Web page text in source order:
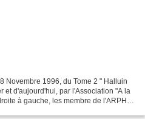
Novembre 1996, du Tome 2 " Halluin
et d'aujourd'hui, par l'Association "A la
à gauche, les membre de l'ARPH :